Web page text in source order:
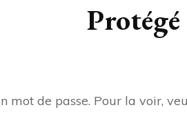
de passe. Pour la voir,